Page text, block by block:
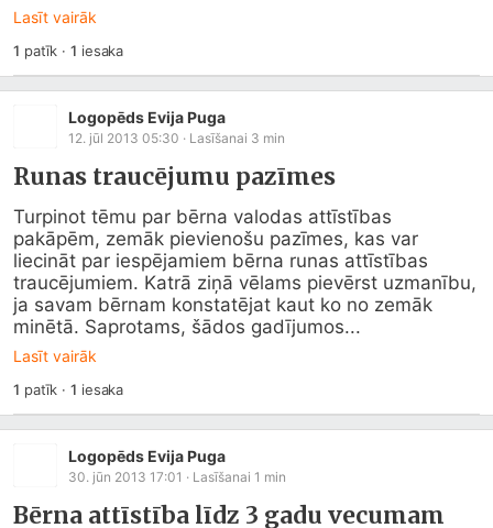
Lasīt vairāk
1 patīk ·1 iesaka
Logopēds Evija Puga
12. jūl 2013 05:30 · Lasīšanai 3 min
Runas traucējumu pazīmes
Turpinot tēmu par bērna valodas attīstības
pakāpēm, zemāk pievienošu pazīmes, kas var
liecināt par iespējamiem bērna runas attīstības
traucējumiem. Katrā ziņā vēlams pievērst uzmanību,
ja savam bērnam konstatējat kaut ko no zemāk
minētā. Saprotams, šādos gadījumos...
Lasīt vairāk
1 patīk ·1 iesaka
Logopēds Evija Puga
30. jūn 2013 17:01 · Lasīšanai 1 min
Bērna attīstība līdz 3 gadu vecumam